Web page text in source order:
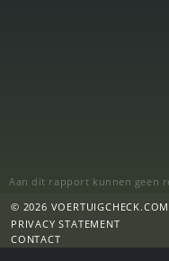
Aan dit rapport kunnen geen
© 2026 VOERTUIGCHECK.COM
PRIVACY STATEMENT
CONTACT